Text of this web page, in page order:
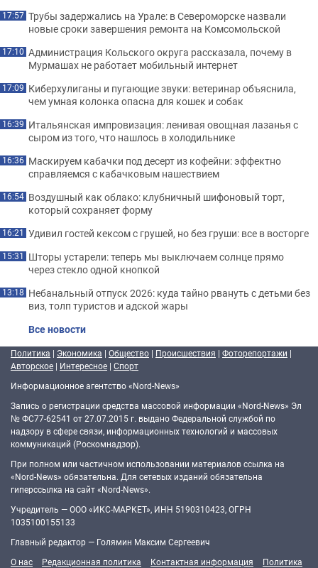
17:57 Трубы задержались на Урале: в Североморске назвали
новые сроки завершения ремонта на Комсомольской
17:10 Администрация Кольского округа рассказала, почему в
Мурмашах не работает мобильный интернет
17:09 Киберхулиганы и пугающие звуки: ветеринар объяснила,
чем умная колонка опасна для кошек и собак
16:39 Итальянская импровизация: ленивая овощная лазанья с
сыром из того, что нашлось в холодильнике
16:36 Маскируем кабачки под десерт из кофейни: эффектно
справляемся с кабачковым нашествием
16:54 Воздушный как облако: клубничный шифоновый торт,
который сохраняет форму
16:21 Удивил гостей кексом с грушей, но без груши: все в восторге
15:31 Шторы устарели: теперь мы выключаем солнце прямо
через стекло одной кнопкой
13:18 Небанальный отпуск 2026: куда тайно рвануть с детьми без
виз, толп туристов и адской жары
Все новости
Политика | Экономика | Общество | Происшествия | Фоторепортажи |
Авторское | Интересное | Спорт
Информационное агентство «Nord-News»
Запись о регистрации средства массовой информации «Nord-News» Эл
№ ФС77-62541 от 27.07.2015 г. выдано Федеральной службой по
надзору в сфере связи, информационных технологий и массовых
коммуникаций (Роскомнадзор).
При полном или частичном использовании материалов ссылка на
«Nord-News» обязательна. Для сетевых изданий обязательна
гиперссылка на сайт «Nord-News».
Учредитель — ООО «ИКС-МАРКЕТ», ИНН 5190310423, ОГРН
1035100155133
Главный редактор — Голямин Максим Сергеевич
О нас
Редакционная политика Контактная информация Политика